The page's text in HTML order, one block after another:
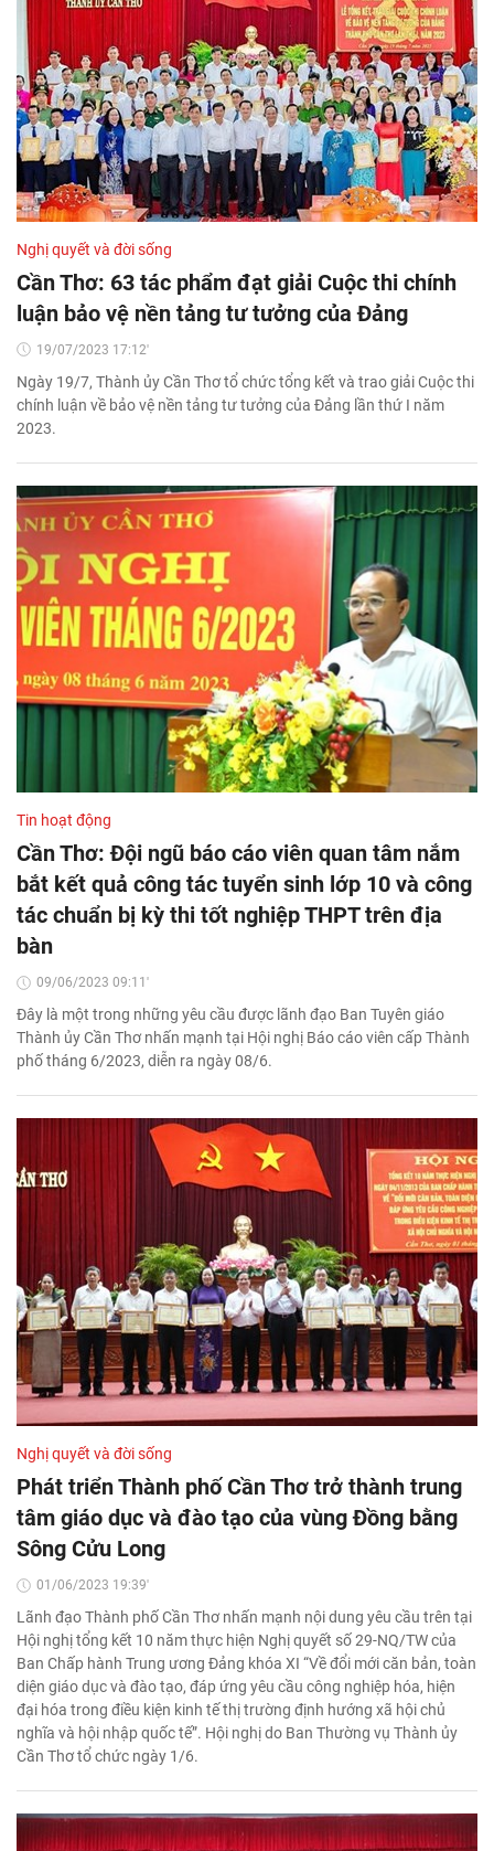
Nghị quyết và đời sống
Cần Thơ: 63 tác phẩm đạt giải Cuộc thi chính
luận bảo vệ nền tảng tư tưởng của Đảng
19/07/2023 17:12'
Ngày 19/7, Thành ủy Cần Thơ tổ chức tổng kết và trao giải Cuộc thi
chính luận về bảo vệ nền tảng tư tưởng của Đảng lần thứ I năm
2023.
Tin hoạt động
Cần Thơ: Đội ngũ báo cáo viên quan tâm nắm
bắt kết quả công tác tuyển sinh lớp 10 và công
tác chuẩn bị kỳ thi tốt nghiệp THPT trên địa
bàn
09/06/2023 09:11'
Đây là một trong những yêu cầu được lãnh đạo Ban Tuyên giáo
Thành ủy Cần Thơ nhấn mạnh tại Hội nghị Báo cáo viên cấp Thành
phố tháng 6/2023, diễn ra ngày 08/6.
Nghị quyết và đời sống
Phát triển Thành phố Cần Thơ trở thành trung
tâm giáo dục và đào tạo của vùng Đồng bằng
Sông Cửu Long
01/06/2023 19:39'
Lãnh đạo Thành phố Cần Thơ nhấn mạnh nội dung yêu cầu trên tại
Hội nghị tổng kết 10 năm thực hiện Nghị quyết số 29-NQ/TW của
Ban Chấp hành Trung ương Đảng khóa XI “Về đổi mới căn bản, toàn
diện giáo dục và đào tạo, đáp ứng yêu cầu công nghiệp hóa, hiện
đại hóa trong điều kiện kinh tế thị trường định hướng xã hội chủ
nghĩa và hội nhập quốc tế”. Hội nghị do Ban Thường vụ Thành ủy
Cần Thơ tổ chức ngày 1/6.